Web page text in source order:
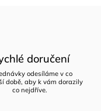
doručení
odesíláme v co
době, aby k vám dorazily
co nejdříve.